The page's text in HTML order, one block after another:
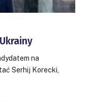
na
Serhij Korecki,